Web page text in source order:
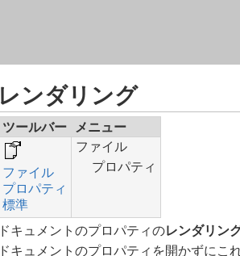
レンダリング
ツールバー メニュー
ファイル
プロパティ
標準
ファイル
プロパティ
ドキュメントのプロパティのレンダリン
ドキュメントのプロパティを開かずにこ